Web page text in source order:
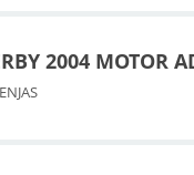
2004 MOTOR